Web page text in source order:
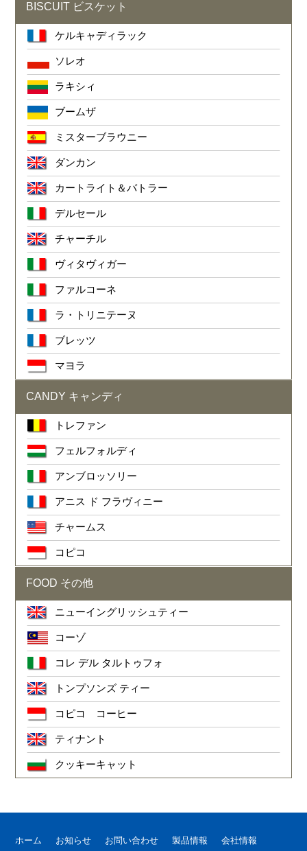
BISCUIT ビスケット
ケルキャディラック
ソレオ
ラキシィ
ブームザ
ミスターブラウニー
ダンカン
カートライト＆バトラー
デルセール
チャーチル
ヴィタヴィガー
ファルコーネ
ラ・トリニテーヌ
ブレッツ
マヨラ
CANDY キャンディ
トレファン
フェルフォルディ
アンブロッソリー
アニス ド フラヴィニー
チャームス
コピコ
FOOD その他
ニューイングリッシュティー
コーゾ
コレ デル タルトゥフォ
トンプソンズ ティー
コピコ コーヒー
ティナント
クッキーキャット
ホーム お知らせ お問い合わせ 製品情報
会社情報